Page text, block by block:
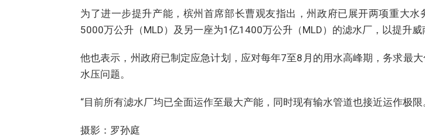
为了进一步提升产能，槟州首席部长曹观友指出，州政府已展开两项重大水
5000万公升（MLD）及另一座为1亿1400万公升（MLD）的滤水厂，以提升威
他也表示，州政府已制定应急计划，应对每年7至8月的用水高峰期，务求最
水压问题。
“目前所有滤水厂均已全面运作至最大产能，同时现有输水管道也接近运作极限
摄影：罗孙庭